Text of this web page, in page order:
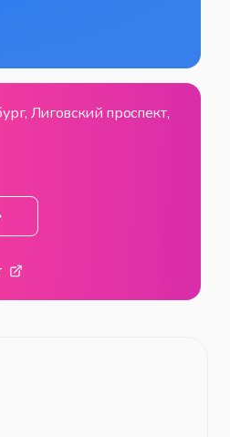
Лиговский проспект,